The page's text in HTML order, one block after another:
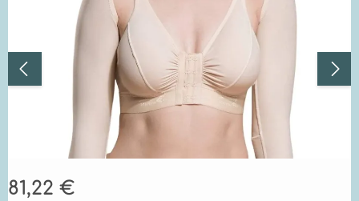
Regulärer Preis:
81,22 €